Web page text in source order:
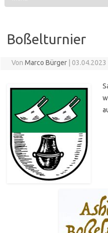
Boßelturnier
Von Marco Bürger 03.04.2023